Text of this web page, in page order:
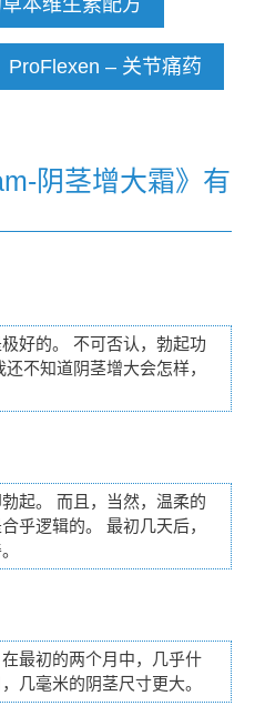
ProFlexen – 关节痛药
阴茎增大霜》有
好的。 不可否认，勃起功
不知道阴茎增大会怎样，
起。 而且，当然，温柔的
乎逻辑的。 最初几天后，
最初的两个月中，几乎什
几毫米的阴茎尺寸更大。